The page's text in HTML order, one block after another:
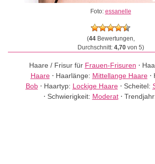
Foto: essanelle
(44Bewertungen,
Durchschnitt: 4,70von 5)
Haare / Frisur für Frauen-Frisuren ⋅
Haare⋅ Haarlänge: Mittellange Haare⋅
Bob⋅ Haartyp: Lockige Haare⋅ Scheitel:
⋅ Schwierigkeit: Moderat⋅